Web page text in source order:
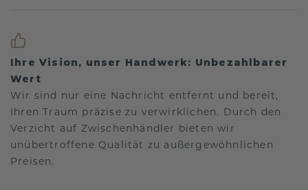
Ihre Vision, unser Handwerk: Unbezahlbarer
Wert
Wir sind nur eine Nachricht entfernt und bereit,
Ihren Traum präzise zu verwirklichen. Durch den
Verzicht auf Zwischenhändler bieten wir
unübertroffene Qualität zu außergewöhnlichen
Preisen.